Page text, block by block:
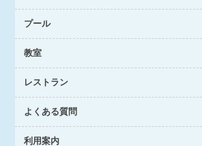
プール
教室
レストラン
よくある質問
利用案内